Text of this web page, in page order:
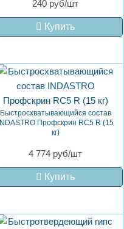
240 руб/шт
Купить
Быстросхватывающийся состав
INDASTRO Профскрин RC5 R (15
кг)
4 774 руб/шт
Купить